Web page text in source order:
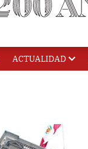
ACTUALIDAD